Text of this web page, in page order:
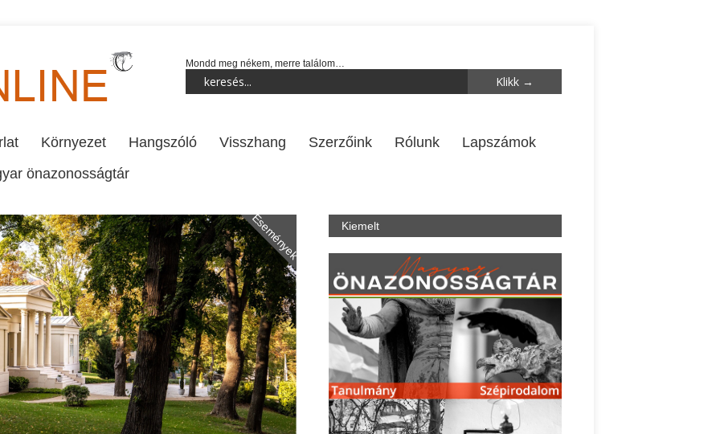
Mondd meg nékem, merre találom…
Környezet Hangszóló Visszhang Szerzőink Rólunk
Lapszámok
önazonosságtár
Események Kiemelt